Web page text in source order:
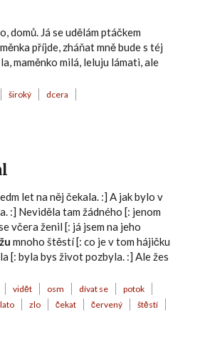
domů. Já se udělám ptáčkem
příjde, zháňat mně bude s téj
maměnko milá, leluju lámati, ale
široký dcera
let na něj čekala. :] A jak bylo v
:] Neviděla tam žádného [: jenom
včera ženil [: já jsem na jeho
mnoho štěstí [: co je v tom hájičku
[: byla bys život pozbyla. :] Ale žes
vidět osm dívat se
potok
zlo čekat červený
štěstí